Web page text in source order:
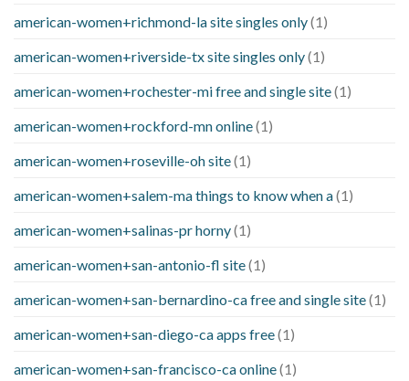
american-women+richmond-la site singles only(1)
american-women+riverside-tx site singles only(1)
american-women+rochester-mi free and single site(1)
american-women+rockford-mn online(1)
american-women+roseville-oh site(1)
american-women+salem-ma things to know when a(1)
american-women+salinas-pr horny(1)
american-women+san-antonio-fl site(1)
american-women+san-bernardino-ca free and single site(1)
american-women+san-diego-ca apps free(1)
american-women+san-francisco-ca online(1)